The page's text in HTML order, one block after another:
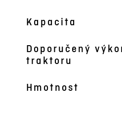
Kapacita
Doporučený
traktoru
Hmotnost